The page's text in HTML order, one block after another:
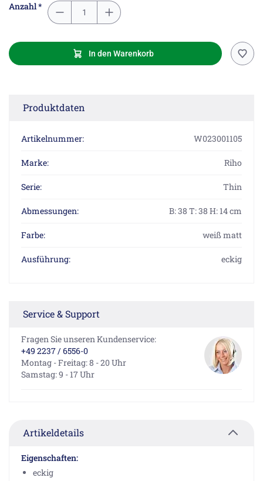
Anzahl *
In den Warenkorb
Produktdaten
Artikelnummer: W023001105
Marke: Riho
Serie: Thin
Abmessungen: B: 38 T: 38 H: 14 cm
Farbe: weiß matt
Ausführung: eckig
Service & Support
Fragen Sie unseren Kundenservice:
+49 2237 / 6556-0
Montag - Freitag: 8 - 20 Uhr
Samstag: 9 - 17 Uhr
Artikeldetails
Eigenschaften:
eckig